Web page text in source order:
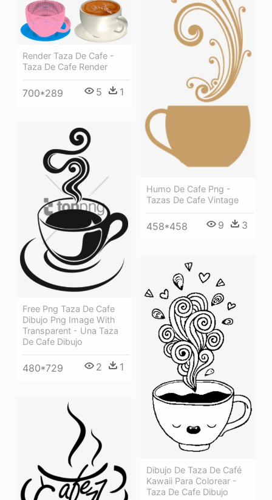
Humo De Cafe Png -
Tazas De Cafe Vintage
458*458 9 3
Render Taza De Cafe -
Taza De Cafe Render
700*289 5 1
Free Png Taza De Cafe
Dibujo Png Image With
Transparent - Una Taza
De Cafe Dibujo
480*729 2 1
Dibujo De Taza De Café
Kawaii Para Colorear -
Taza De Cafe Dibujo